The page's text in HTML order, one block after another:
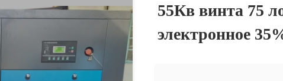
55Кв винта 75
электронное